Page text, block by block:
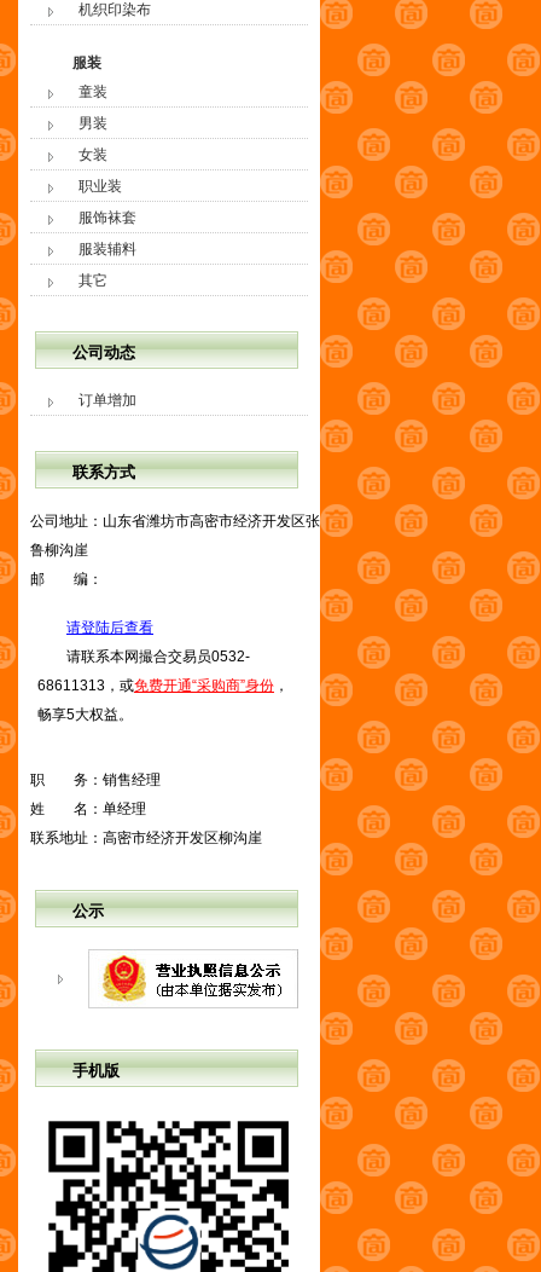
机织印染布
服装
童装
男装
女装
职业装
服饰袜套
服装辅料
其它
公司动态
订单增加
联系方式
公司地址： 山东省潍坊市高密市经济开发区张
鲁柳沟崖
邮 编：
请登陆后查看
请联系本网撮合交易员0532-
68611313，或免费开通“采购商”身份 ，
畅享5大权益。
职 务： 销售经理
姓 名： 单经理
联系地址： 高密市经济开发区柳沟崖
公示
手机版